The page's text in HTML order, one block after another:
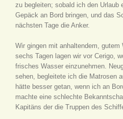
zu begleiten; sobald ich den Urlaub
Gepäck an Bord bringen, und das
nächsten Tage die Anker.
Wir gingen mit anhaltendem,
sechs Tagen lagen wir vor Cerigo,
frisches Wasser einzunehmen.
sehen, begleitete ich die Matrosen
hätte besser getan, wenn ich an
machte eine schlechte
Kapitäns der die Truppen des